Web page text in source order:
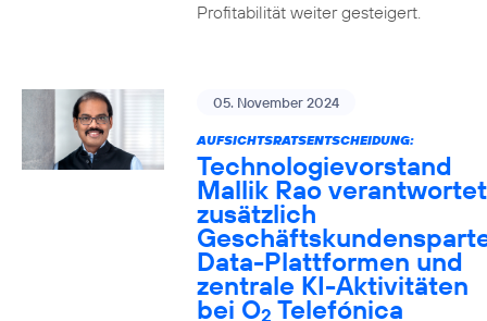
Profitabilität weiter gesteigert.
05. November 2024
AUFSICHTSRATSENTSCHEIDUNG:
Technologievorstand
Mallik Rao verantwortet
zusätzlich
Data-Plattformen und
zentrale KI-Aktivitäten
bei O2 Telefónica